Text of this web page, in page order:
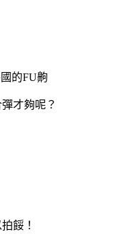
的FU齁
才夠呢？
餒！